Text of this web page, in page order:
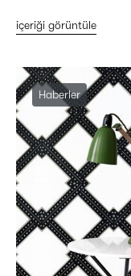
içeriği görüntüle
Haberler